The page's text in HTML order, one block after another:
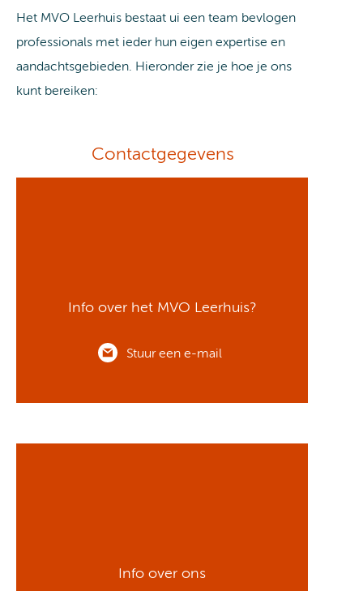
Het MVO Leerhuis bestaat ui een team bevlogen
professionals met ieder hun eigen expertise en
aandachtsgebieden. Hieronder zie je hoe je ons
kunt bereiken:
Contactgegevens
Info over het MVO Leerhuis?
Stuur een e-mail
Info over ons